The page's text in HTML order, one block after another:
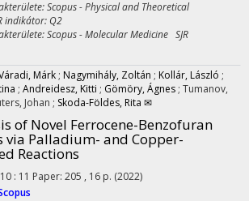
Scopus - Physical and Theoretical
indikátor: Q2
Scopus - Molecular Medicine SJR
Márk ; Nagymihály, Zoltán ; Kollár, László ;
; Andreidesz, Kitti ; Gömöry, Ágnes ; Tumanov,
Johan ; Skoda-Földes, Rita ✉
of Novel Ferrocene-Benzofuran
via Palladium- and Copper-
Reactions
10 : 11 Paper: 205 , 16 p. (2022)